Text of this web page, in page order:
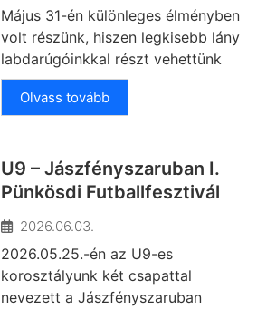
Május 31-én különleges élményben
volt részünk, hiszen legkisebb lány
labdarúgóinkkal részt vehettünk
Olvass tovább
U9 – Jászfényszaruban I.
Pünkösdi Futballfesztivál
2026.06.03.
2026.05.25.-én az U9-es
korosztályunk két csapattal
nevezett a Jászfényszaruban